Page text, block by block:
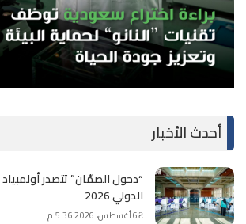
أحدث الأخبار
“دحول الصمّان” تتصدر أولمبياد
الدولي 2026
6 أغسطس، 2026 5:36 م